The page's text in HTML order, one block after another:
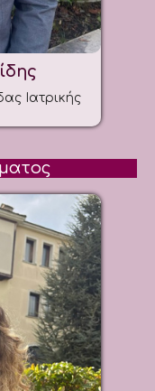
Ιατρικής